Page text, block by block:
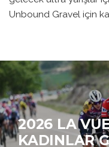
Unbound Gravel için
2026 LA
KADINLAR